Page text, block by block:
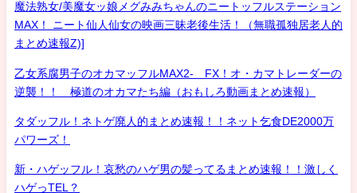
魔法熟女/美魔女ッ娘メグみみちゃんのニートッフルステーション
MAX！ ニート仙人仙女の映画三昧老後生活！（無職孤独居老人的
まとめ速報Z)]
乙女系腐男子のオカマッフルMAX2- FX！オ・カマトレーダーの
逆襲！！ 極道のオカマたち編（おもしろ動画まとめ速報）
タダッフル！ネトゲ廃人的まとめ速報！！ネット乞食DE2000万
パワーズ！
新・ハゲッフル！哀愁のハゲ男の髪ってるまとめ速報！！激しく
ハゲっTEL？